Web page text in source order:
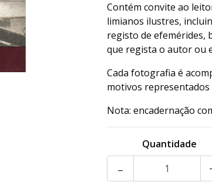
Contém convite ao
limianos ilustres,
registo de efemérides,
que regista o autor ou
Cada fotografia é
motivos representados
Nota: encadernação
Quantidade
-